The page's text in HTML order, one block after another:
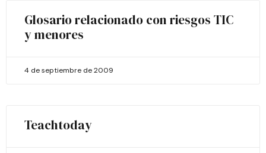
Glosario relacionado con riesgos TIC
y menores
4 de septiembre de 2009
Teachtoday